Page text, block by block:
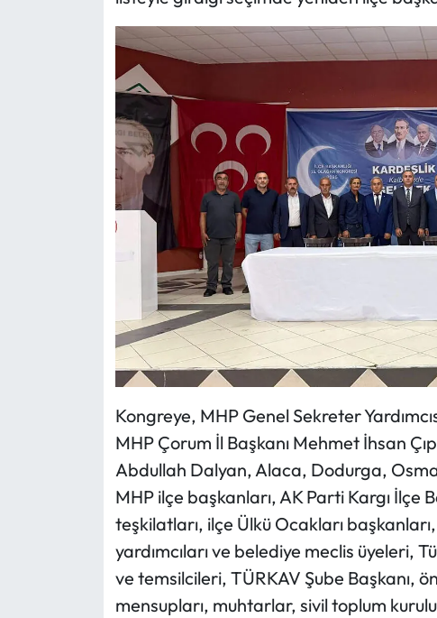
Kongreye, MHP Genel Sekreter
MHP Çorum İl Başkanı Mehmet İhsan
Abdullah Dalyan, Alaca, Dodurga,
MHP ilçe başkanları, AK Parti Kargı İlçe
teşkilatları, ilçe Ülkü Ocakları
yardımcıları ve belediye meclis üyeleri,
ve temsilcileri, TÜRKAV Şube Başkanı,
mensupları, muhtarlar, sivil toplum
Mecitözü Haberleri
Oğuzlar Haberleri
Ortaköy Haberleri
Osmancık Haberleri
Otomotiv
Resmi Reklam
Sungurlu Haberleri
Uğurludağ Haberleri